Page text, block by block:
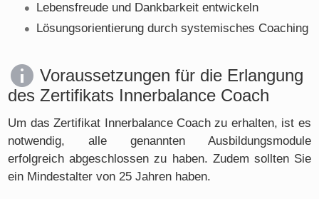
Lebensfreude und Dankbarkeit entwickeln
Lösungsorientierung durch systemisches Coaching
Voraussetzungen für die Erlangung
des Zertifikats Innerbalance Coach
Um das Zertifikat Innerbalance Coach zu erhalten, ist es
notwendig, alle genannten Ausbildungsmodule
erfolgreich abgeschlossen zu haben. Zudem sollten Sie
ein Mindestalter von 25 Jahren haben.